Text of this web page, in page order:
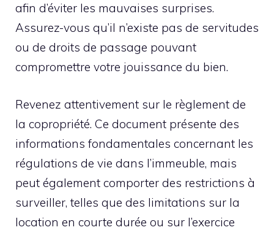
afin d’éviter les mauvaises surprises.
Assurez-vous qu’il n’existe pas de servitudes
ou de droits de passage pouvant
compromettre votre jouissance du bien.
Revenez attentivement sur le règlement de
la copropriété. Ce document présente des
informations fondamentales concernant les
régulations de vie dans l’immeuble, mais
peut également comporter des restrictions à
surveiller, telles que des limitations sur la
location en courte durée ou sur l’exercice